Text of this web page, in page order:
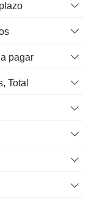
pagar
Total